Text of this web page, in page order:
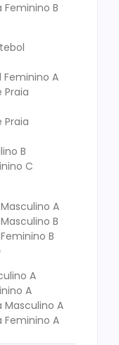
B
A
B
C
A
B
B
A
A
Masculino A
Feminino A